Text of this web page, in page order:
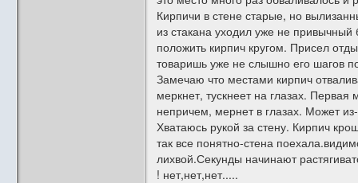
Кирпичи в стене старые, но
из стакана уходил уже не привычный
положить кирпич кругом. Присел
товаришь уже не слышно его шагов
Замечаю что местами кирпич
меркнет, тускнеет на глазах.
непричем, мернет в глазах. Может
Хватаюсь рукой за стену. Кирпич
так все понятно-стена
лихвой.Секунды начинают
! нет,нет,нет.....